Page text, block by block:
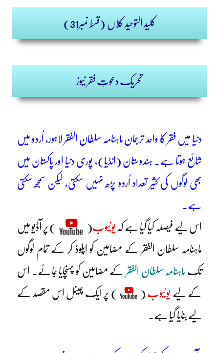
کلید التوحید کلاں (قسط نمبر31)
تحریک دعوتِ فقر نیوز
دنیا میں فقر کا واحد ترجمان ماہنامہ سلطان الفقر لاہور، اُردو میں
شائع ہوتا ہے۔ ہندوستان (انڈیا)، پوری دنیا اور پاکستان میں
بھی لوگوں کی کثیر تعداد اُردو پڑھ نہیں سکتی، لیکن سمجھ سکتی
ہے۔
اس لیے فیصلہ کیا گیا ہے کہ یوٹیوب(
) پر آڈیو میں
ماہنامہ سلطان الفقر کے مضامین کو اپلوڈ کر کے تمام لوگوں
تک ماہنامہ سلطان الفقر کے مضامین کو پہنچایا جائے۔ اس
کے لیے یوٹیوب ( ) پر ایک چینل اس مقصد کے
لیے بنایا گیا ہے۔